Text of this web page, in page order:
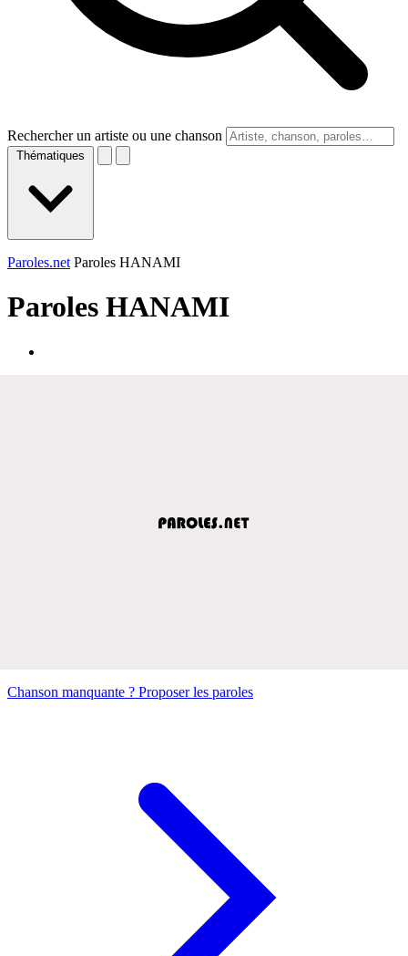
Rechercher un artiste ou une chanson
Thématiques
Paroles.net Paroles HANAMI
Paroles HANAMI
Chanson manquante ? Proposer les paroles